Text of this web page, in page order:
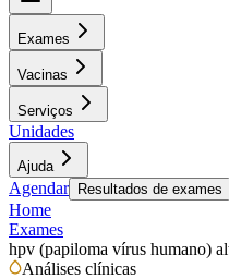
Exames
Vacinas
Serviços
Unidades
Ajuda
Agendar Resultados de exames
Home
Exames
hpv (papiloma vírus humano)
Análises clínicas